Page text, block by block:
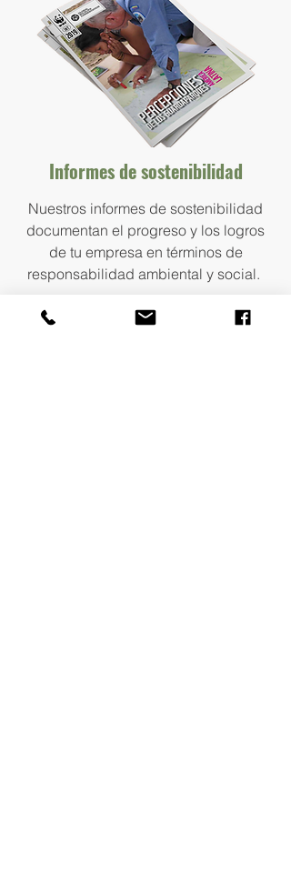
Informes de sostenibilidad
Nuestros informes de sostenibilidad
documentan el progreso y los logros
de tu empresa en términos de
responsabilidad ambiental y social.
VER MÁS